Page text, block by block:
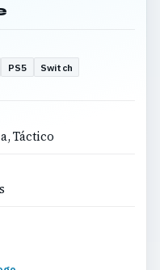
PS5 Switch
Táctico